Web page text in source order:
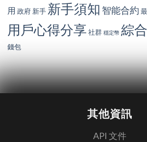
用 政府 新手 新手須知 智能合約
用戶心得分享 社群 穩定幣 綜
錢包
其他資訊
API 文件